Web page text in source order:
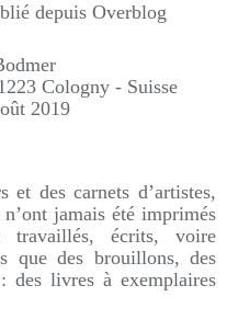
depuis Overblog
Cologny - Suisse
2019
et des carnets d’artistes,
jamais été imprimés
travaillés, écrits, voire
que des brouillons, des
des livres à exemplaires